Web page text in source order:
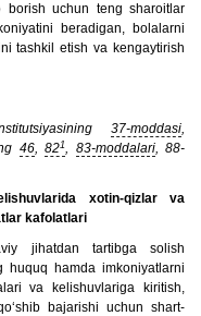
uchun teng sharoitlar
beradigan, bolalarni
tashkil etish va kengaytirish
37-moddasi,
46,821, 83-moddalari, 88-
xotin-qizlar va
kafolatlari
jihatdan tartibga solish
huquq hamda imkoniyatlarni
va kelishuvlariga kiritish,
bajarishi uchun shart-